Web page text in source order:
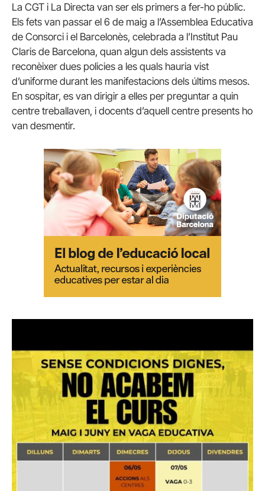
La CGT i La Directa van ser els primers a fer-ho públic.
Els fets van passar el 6 de maig a l’Assemblea Educativa
de Consorci i el Barcelonès, celebrada a l’Institut Pau
Claris de Barcelona, quan algun dels assistents va
reconèixer dues policies a les quals hauria vist
d’uniforme durant les manifestacions dels últims mesos.
En sospitar, es van dirigir a elles per preguntar a quin
centre treballaven, i docents d’aquell centre presents ho
van desmentir.